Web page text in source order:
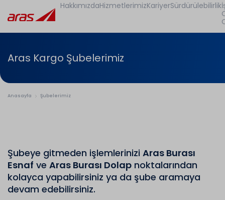
HakkımızdaHizmetlerimizKariyerSürdürülebilirlik
Aras Kargo Şubelerimiz
Anasayfa Şubelerimiz
Şubeye gitmeden işlemlerinizi Aras Burası
Esnaf ve Aras Burası Dolap noktalarından
kolayca yapabilirsiniz ya da şube aramaya
devam edebilirsiniz.